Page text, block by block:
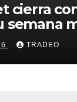
cierra
semana
abril
TRADEO